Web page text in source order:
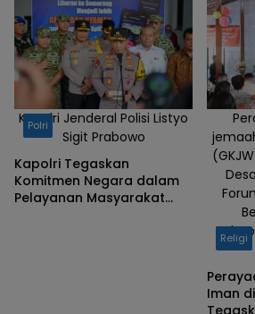
kai.id.
Kapolri Jenderal Polisi Listyo
Sigit Prabowo
Polri
Kapolri Tegaskan
Komitmen Negara dalam
Pelayanan Masyarakat
Religi
Iman